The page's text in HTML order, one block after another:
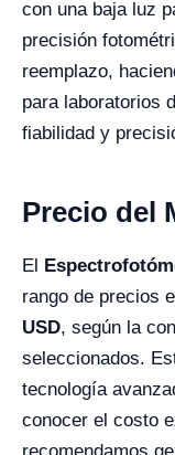
con una baja luz
precisión
reemplazo,
para laboratorios
fiabilidad y
Precio del
El
rango de precios
USD, según la
seleccionados.
tecnología
conocer el costo